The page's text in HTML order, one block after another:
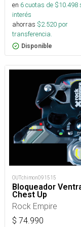
en 6cuotas de $10.498
interés
ahorras $2.520 por
transferencia.
Disponible
OUTchimon091515
Bloqueador
Chest Up
Rock Empire
$ 74.990